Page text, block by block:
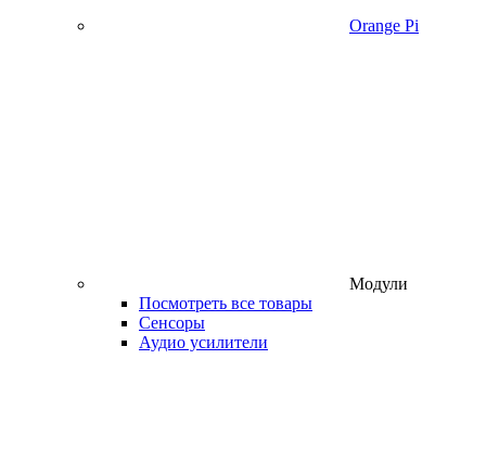
Orange Pi
Модули
Посмотреть все товары
Сенсоры
Аудио усилители